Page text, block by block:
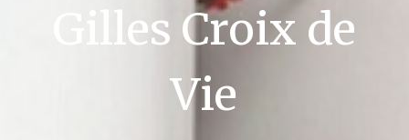
Gilles Croix de
Vie